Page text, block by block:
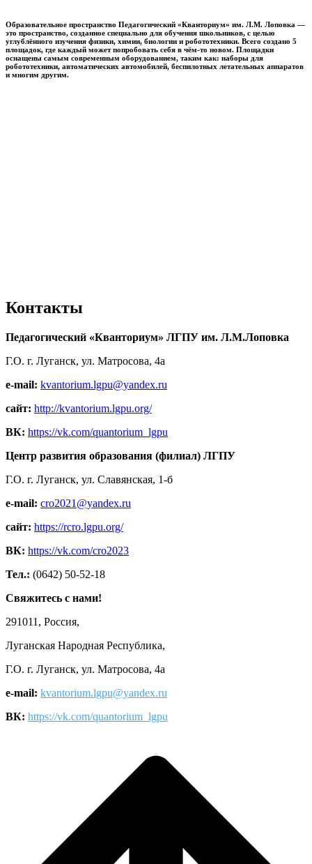
Образовательное пространство Педагогический «Кванториум» им. Л.М. Лоповка —
это пространство, созданное специально для обучения школьников, с целью
углублённого изучения физики, химии, биологии и робототехники. Всего создано 5
площадок, где каждый может попробовать себя в чём-то новом. Площадки
оснащены самым современным оборудованием, таким как: наборы для
робототехники, автоматических автомобилей, беспилотных летательных аппаратов
и многим другим.
Контакты
Педагогический «Кванториум» ЛГПУ им. Л.М.Лоповка
Г.О. г. Луганск, ул. Матросова, 4а
e-mail: kvantorium.lgpu@yandex.ru
сайт: http://kvantorium.lgpu.org/
ВК: https://vk.com/quantorium_lgpu
Центр развития образования (филиал) ЛГПУ
Г.О. г. Луганск, ул. Славянская, 1-б
e-mail: cro2021@yandex.ru
сайт: https://rcro.lgpu.org/
ВК: https://vk.com/cro2023
Тел.: (0642) 50-52-18
Свяжитесь с нами!
291011, Россия,
Луганская Народная Республика,
Г.О. г. Луганск, ул. Матросова, 4а
e-mail: kvantorium.lgpu@yandex.ru
ВК: https://vk.com/quantorium_lgpu